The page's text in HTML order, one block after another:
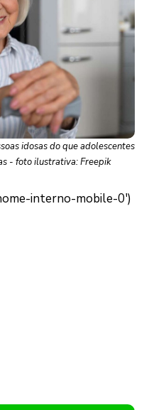
idosas do que adolescentes
- foto ilustrativa: Freepik